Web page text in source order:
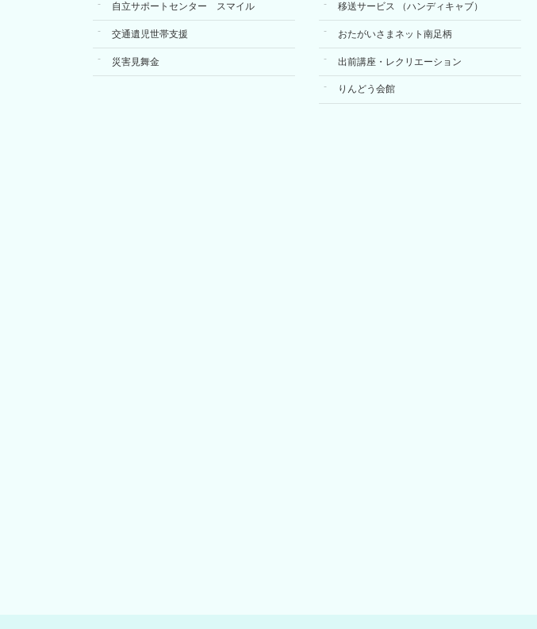
自立サポートセンター スマイル
交通遺児世帯支援
災害見舞金
移送サービス （ハンディキャブ）
おたがいさまネット南足柄
出前講座・レクリエーション
りんどう会館